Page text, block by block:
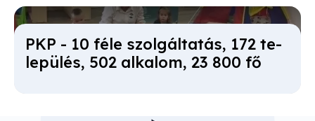
PKP - 10 fé­le szol­gál­ta­tás, 172 te­
le­pü­lés, 502 al­ka­lom, 23 800 fő